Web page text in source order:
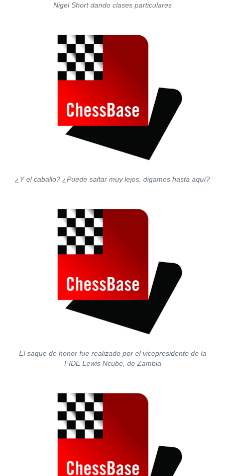
Nigel Short dando clases particulares
¿Y el caballo? ¿Puede saltar muy lejos, digamos hasta aquí?
El saque de honor fue realizado por el vicepresidente de la
FIDE Lewis Ncube, de Zambia